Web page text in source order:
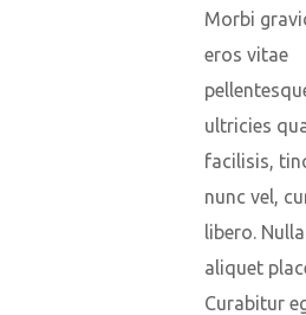
Morbi
eros vitae
ultricies
facilisis,
nunc vel,
libero.
aliquet
Curabitur